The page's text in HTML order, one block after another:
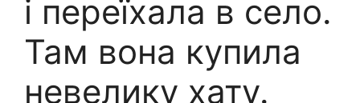
і переїхала в село.
Там вона купила
невелику хату.